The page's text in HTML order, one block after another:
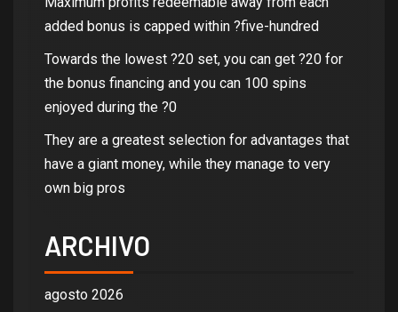
added bonus is capped within ?five-hundred
Towards the lowest ?20 set, you can get ?20 for
the bonus financing and you can 100 spins
enjoyed during the ?0
They are a greatest selection for advantages that
have a giant money, while they manage to very
own big pros
ARCHIVO
agosto 2026